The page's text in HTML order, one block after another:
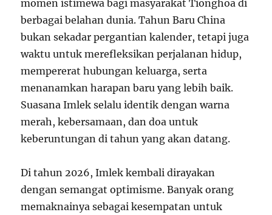
momen istimewa bagi masyarakat Tionghoa di
berbagai belahan dunia. Tahun Baru China
bukan sekadar pergantian kalender, tetapi juga
waktu untuk merefleksikan perjalanan hidup,
mempererat hubungan keluarga, serta
menanamkan harapan baru yang lebih baik.
Suasana Imlek selalu identik dengan warna
merah, kebersamaan, dan doa untuk
keberuntungan di tahun yang akan datang.
Di tahun 2026, Imlek kembali dirayakan
dengan semangat optimisme. Banyak orang
memaknainya sebagai kesempatan untuk